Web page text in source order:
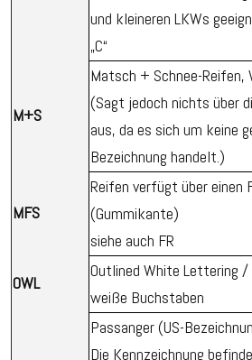
und kleineren LKWs
„C“
M+S
Matsch + Schnee-Reifen,
(Sagt jedoch nichts über
aus, da es sich um keine
Bezeichnung handelt.)
MFS
Reifen verfügt über einen
(Gummikante)
siehe auch FR
OWL
Outlined White Lettering
weiße Buchstaben
Passanger (US-
Die Kennzeichnung